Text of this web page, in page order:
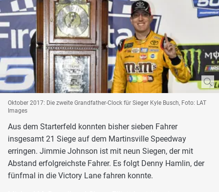
Oktober 2017: Die zweite Grandfather-Clock für Sieger Kyle Busch, Foto: LAT
Images
Aus dem Starterfeld konnten bisher sieben Fahrer
insgesamt 21 Siege auf dem Martinsville Speedway
erringen. Jimmie Johnson ist mit neun Siegen, der mit
Abstand erfolgreichste Fahrer. Es folgt Denny Hamlin, der
fünfmal in die Victory Lane fahren konnte.